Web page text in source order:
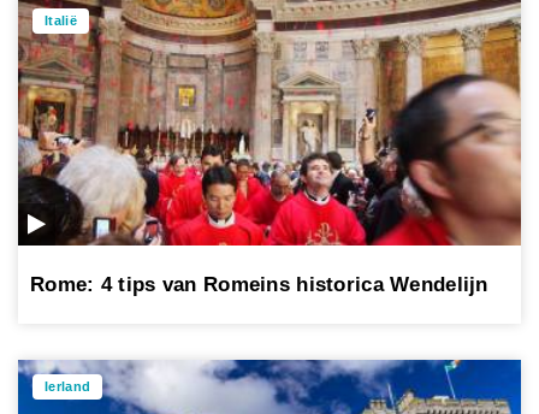
Italië
Rome: 4 tips van Romeins historica Wendelijn
Ierland